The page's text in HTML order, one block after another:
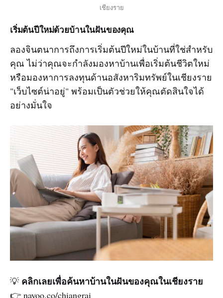
เชียงราย
เริ่มต้นปีใหม่ด้วยบ้านในฝันของคุณ
ลองจินตนาการถึงการเริ่มต้นปีใหม่ในบ้านที่ใช่สำหรับ
คุณ ไม่ว่าคุณจะกำลังมองหาบ้านเพื่อเริ่มต้นชีวิตใหม่
หรือมองหาการลงทุนด้านอสังหาริมทรัพย์ในเชียงราย
"เว็บไซต์น่าอยู่" พร้อมเป็นตัวช่วยให้คุณตัดสินใจได้
อย่างมั่นใจ
💡 คลิกเลยเพื่อค้นหาบ้านในฝันของคุณในเชียงราย
👉 nayoo.co/chiangrai